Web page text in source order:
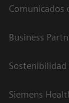
Comunicados
Business
Sostenibilidad
Siemens